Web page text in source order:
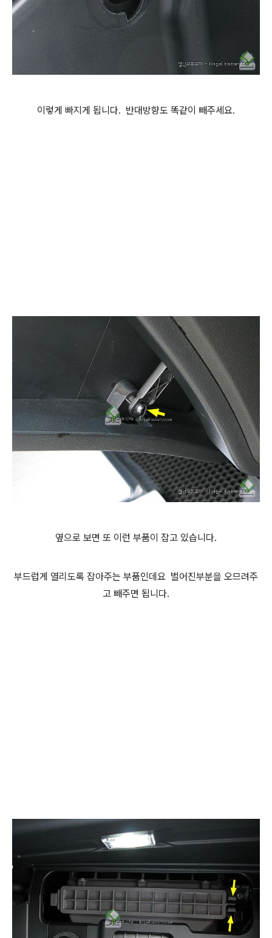
이렇게 빠지게 됩니다. 반대방향도 똑같이 빼주세요.
옆으로 보면 또 이런 부품이 잡고 있습니다.
부드럽게 열리도록 잡아주는 부품인데요 벌어진부분을 오므려주
고 빼주면 됩니다.